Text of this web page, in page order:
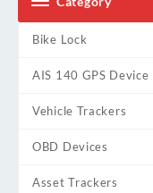
Bike Lock
AIS 140 GPS Device
Vehicle Trackers
OBD Devices
Asset Trackers